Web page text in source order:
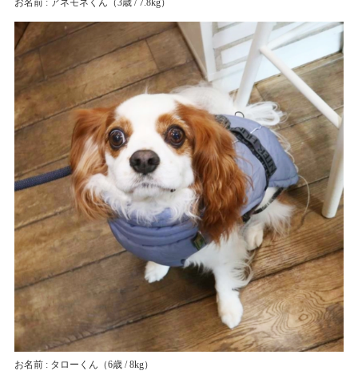
お名前 : タローくん （6歳 / 8kg）